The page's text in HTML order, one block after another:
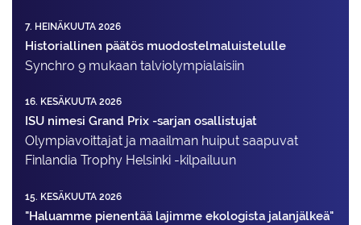
7. HEINÄKUUTA 2026
Historiallinen päätös muodostelmaluistelulle
Synchro 9 mukaan talviolympialaisiin
16. KESÄKUUTA 2026
ISU nimesi Grand Prix -sarjan osallistujat
Olympiavoittajat ja maailman huiput saapuvat
Finlandia Trophy Helsinki -kilpailuun
15. KESÄKUUTA 2026
"Haluamme pienentää lajimme ekologista jalanjälkeä"